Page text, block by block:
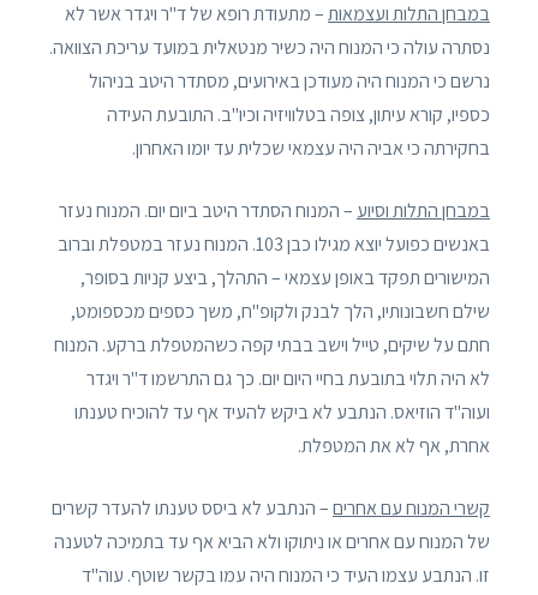
במבחן התלות ועצמאות– מתעודת רופא של ד"ר ויגדר אשר לא
נסתרה עולה כי המנוח היה כשיר מנטאלית במועד עריכת הצוואה.
נרשם כי המנוח היה מעודכן באירועים, מסתדר היטב בניהול
כספיו, קורא עיתון, צופה בטלוויזיה וכיו"ב. התובעת העידה
בחקירתה כי אביה היה עצמאי שכלית עד יומו האחרון.
במבחן התלות וסיוע – המנוח הסתדר היטב ביום יום. המנוח נעזר
באנשים כפועל יוצא מגילו כבן 103. המנוח נעזר במטפלת וברוב
המישורים תפקד באופן עצמאי – התהלך, ביצע קניות בסופר,
שילם חשבונותיו, הלך לבנק ולקופ"ח, משך כספים מכספומט,
חתם על שיקים, טייל וישב בבתי קפה כשהמטפלת ברקע. המנוח
לא היה תלוי בתובעת בחיי היום יום. כך גם התרשמו ד"ר ויגדר
ועוה"ד הוזיאס. הנתבע לא ביקש להעיד אף עד להוכיח טענתו
אחרת, אף לא את המטפלת.
קשרי המנוח עם אחרים– הנתבע לא ביסס טענתו להעדר קשרים
של המנוח עם אחרים או ניתוקו ולא הביא אף עד בתמיכה לטענה
זו. הנתבע עצמו העיד כי המנוח היה עמו בקשר שוטף. עוה"ד